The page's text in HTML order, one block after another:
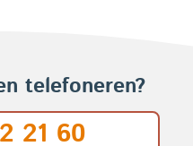
telefoneren?
21 60